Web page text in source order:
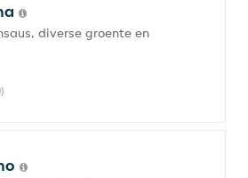
diverse groente en